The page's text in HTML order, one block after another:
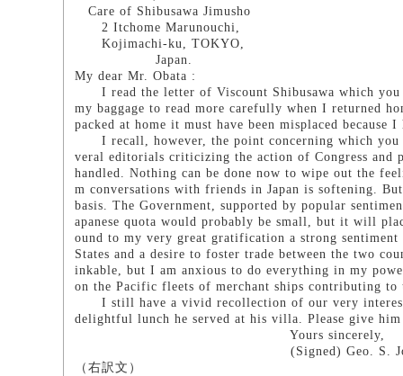
Care of Shibusawa Jimusho
2 Itchome Marunouchi,
Kojimachi-ku, TOKYO,
Japan.
My dear Mr. Obata :
I read the letter of Viscount Shibusawa which you
my baggage to read more carefully when I returned
packed at home it must have been misplaced because
I recall, however, the point concerning which you
veral editorials criticizing the action of Congress and
handled. Nothing can be done now to wipe out the
m conversations with friends in Japan is softening.
basis. The Government, supported by popular
apanese quota would probably be small, but it will
ound to my very great gratification a strong
States and a desire to foster trade between the two
inkable, but I am anxious to do everything in my
on the Pacific fleets of merchant ships contributing to
I still have a vivid recollection of our very
delightful lunch he served at his villa. Please give
Yours sincerely,
(Signed) Geo. S.
（右訳文）